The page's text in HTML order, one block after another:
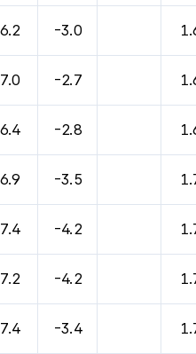
-3.0
-2.7
-2.8
-3.5
-4.2
-4.2
-3.4